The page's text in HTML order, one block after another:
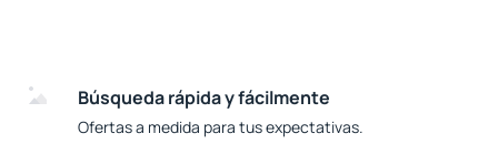
Búsqueda rápida y fácilmente
Ofertas a medida para tus expectativas.